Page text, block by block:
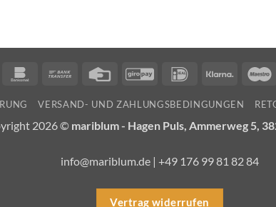
BancontactBankomatBank
Credit
GiroPay IDeal Klarna
VERSAND- UND ZAHLUNGSBEDINGUNGEN
2026 © mariblum - Hagen Puls, Ammerweg 5,
info@mariblum.de | +49 176 99 81 82 84
Vertrag widerrufen